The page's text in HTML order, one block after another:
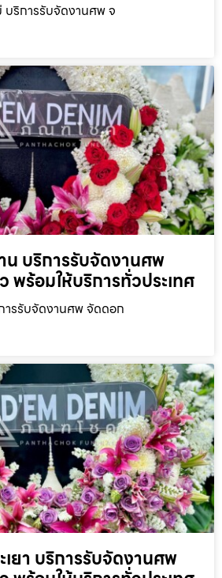
บริการรับจัดงานศพ จ
บริการรับจัดงานศพ
พร้อมให้บริการทั่วประเทศ
รรับจัดงานศพ จัดดอก
ยา บริการรับจัดงานศพ